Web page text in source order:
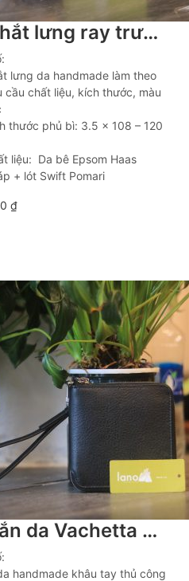
Dây thắt lưng ray trượt da bê Epsom Haas khâu tay Lano TLH11
lưng da handmade làm theo
cầu chất liệu, kích thước, màu
thước phủ bì: 3.5 x 108 – 120
liệu: Da bê Epsom Haas
+ lót Swift Pomari
₫
Ví ngắn da Vachetta khóa kéo khâu tay Lano VDNTK037
handmade khâu tay thủ công